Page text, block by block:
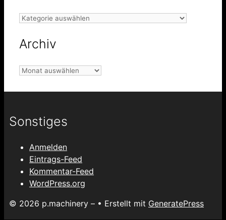
Kategorien
Archiv
Archiv
Sonstiges
Anmelden
Eintrags-Feed
Kommentar-Feed
WordPress.org
© 2026 p.machinery – • Erstellt mit GeneratePress